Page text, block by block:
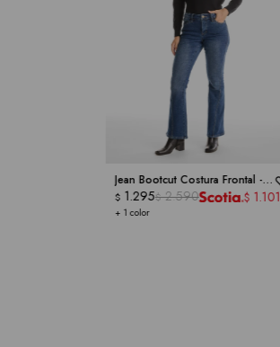
Jean Bootcut Costura Frontal -
ROYALTY COLLECTION
+ 1 color
$ 1.295$ 2.590 $ 1.101